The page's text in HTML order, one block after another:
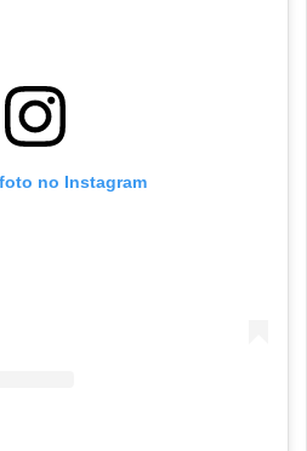
no Instagram